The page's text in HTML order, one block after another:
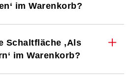
im Warenkorb?
Schaltfläche ‚Als
im Warenkorb?